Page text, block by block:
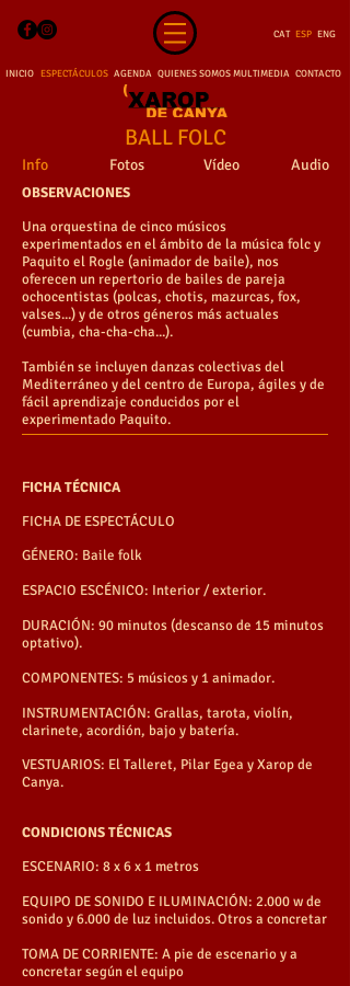
CAT ESP ENG
INICIO ESPECTÁCULOS AGENDA QUIENES SOMOSMULTIMEDIA CONTACTO
BALL FOLC
Info Fotos Vídeo Audio
OBSERVACIONES
Una orquestina de cinco músicos
experimentados en el ámbito de la música folc y
Paquito el Rogle (animador de baile), nos
oferecen un repertorio de bailes de pareja
ochocentistas (polcas, chotis, mazurcas, fox,
valses...) y de otros géneros más actuales
(cumbia, cha-cha-cha...).
También se incluyen danzas colectivas del
Mediterráneo y del centro de Europa, ágiles y de
fácil aprendizaje conducidos por el
experimentado Paquito.
FICHA TÉCNICA
FICHA DE ESPECTÁCULO
GÉNERO: Baile folk
ESPACIO ESCÉNICO: Interior / exterior.
DURACIÓN: 90 minutos (descanso de 15 minutos
optativo).
COMPONENTES: 5 músicos y 1 animador.
INSTRUMENTACIÓN: Grallas, tarota, violín,
clarinete, acordión, bajo y batería.
VESTUARIOS: El Talleret, Pilar Egea y Xarop de
Canya.
CONDICIONS TÉCNICAS
ESCENARIO: 8 x 6 x 1 metros
EQUIPO DE SONIDO E ILUMINACIÓN: 2.000 w de
sonido y 6.000 de luz incluidos. Otros a concretar
TOMA DE CORRIENTE: A pie de escenario y a
concretar según el equipo